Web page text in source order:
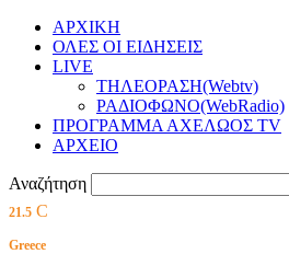
ΑΡΧΙΚΗ
ΟΛΕΣ ΟΙ ΕΙΔΗΣΕΙΣ
LIVE
ΤΗΛΕΟΡΑΣΗ(Webtv)
ΡΑΔΙΟΦΩΝΟ(WebRadio)
ΠΡΟΓΡΑΜΜΑ ΑΧΕΛΩΟΣ TV
ΑΡΧΕΙΟ
Αναζήτηση
21.5 C
Greece